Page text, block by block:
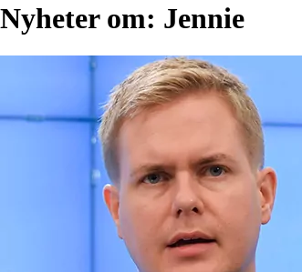
Nyheter om: Jennie